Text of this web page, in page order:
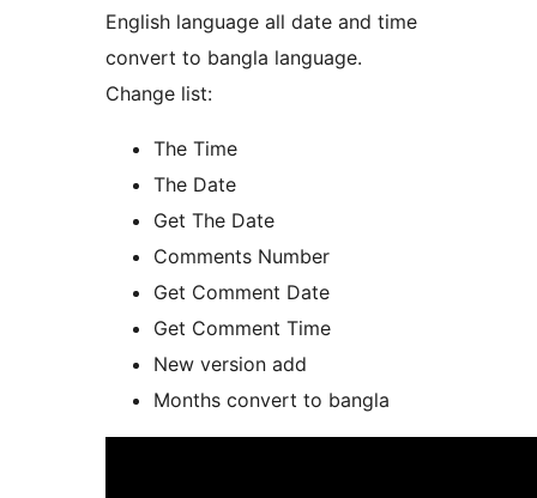
English language all date and time
convert to bangla language.
Change list:
The Time
The Date
Get The Date
Comments Number
Get Comment Date
Get Comment Time
New version add
Months convert to bangla